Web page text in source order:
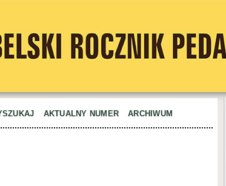
AKTUALNY NUMER ARCHIWUM